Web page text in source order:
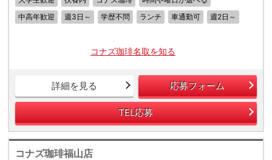
中高年歓迎
週3日～ 学歴不問 ランチ 車通勤可 週2日～
コナズ珈琲名取を知る
詳細を見る 応募フォーム
TEL応募
コナズ珈琲福山店